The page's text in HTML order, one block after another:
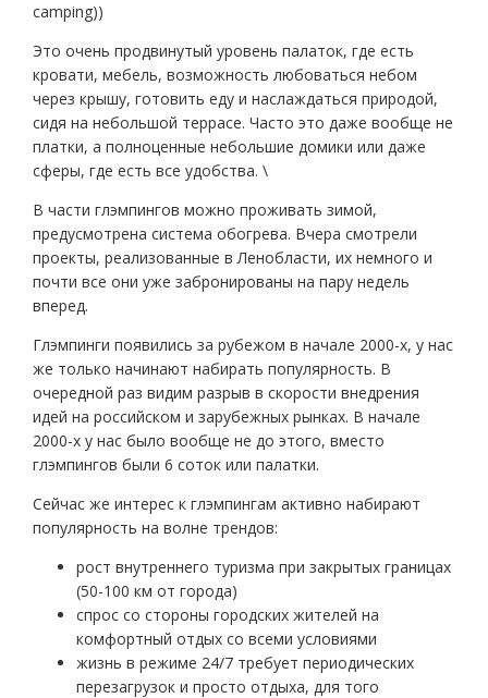
camping))
Это очень продвинутый уровень палаток, где есть
кровати, мебель, возможность любоваться небом
через крышу, готовить еду и наслаждаться природой,
сидя на небольшой террасе. Часто это даже вообще не
платки, а полноценные небольшие домики или даже
сферы, где есть все удобства. \
В части глэмпингов можно проживать зимой,
предусмотрена система обогрева. Вчера смотрели
проекты, реализованные в Ленобласти, их немного и
почти все они уже забронированы на пару недель
вперед.
Глэмпинги появились за рубежом в начале 2000-х, у нас
же только начинают набирать популярность. В
очередной раз видим разрыв в скорости внедрения
идей на российском и зарубежных рынках. В начале
2000-х у нас было вообще не до этого, вместо
глэмпингов были 6 соток или палатки.
Сейчас же интерес к глэмпингам активно набирают
популярность на волне трендов:
рост внутреннего туризма при закрытых границах
(50-100 км от города)
спрос со стороны городских жителей на
комфортный отдых со всеми условиями
жизнь в режиме 24/7 требует периодических
перезагрузок и просто отдыха, для того